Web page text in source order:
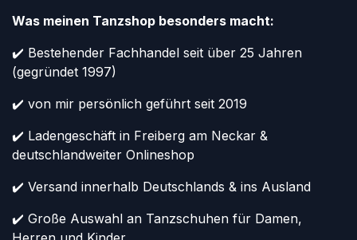
Was meinen Tanzshop besonders macht:
✔️ Bestehender Fachhandel seit über 25 Jahren
(gegründet 1997)
✔️ von mir persönlich geführt seit 2019
✔️ Ladengeschäft in Freiberg am Neckar &
deutschlandweiter Onlineshop
✔️ Versand innerhalb Deutschlands & ins Ausland
✔️ Große Auswahl an Tanzschuhen für Damen,